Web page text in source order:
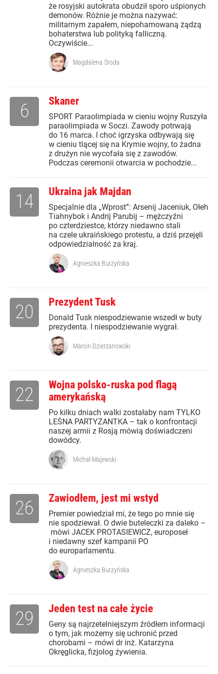
że rosyjski autokrata obudził sporo uśpionych
demonów. Różnie je można nazywać:
militarnym zapałem, niepohamowaną żądzą
bohaterstwa lub polityką falliczną.
Oczywiście...
Magdalena Środa
Skaner
SPORT Paraolimpiada w cieniu wojny Ruszyła
paraolimpiada w Soczi. Zawody potrwają
do 16 marca. I choć igrzyska odbywają się
w cieniu tlącej się na Krymie wojny, to żadna
z drużyn nie wycofała się z zawodów.
Podczas ceremonii otwarcia w pochodzie...
6
Ukraina jak Majdan
Specjalnie dla „Wprost”: Arsenij Jaceniuk, Ołeh
Tiahnybok i Andrij Parubij – mężczyźni
po czterdziestce, którzy niedawno stali
na czele ukraińskiego protestu, a dziś przejęli
odpowiedzialność za kraj.
14
Agnieszka Burzyńska
Prezydent Tusk
Donald Tusk niespodziewanie wszedł w buty
prezydenta. I niespodziewanie wygrał.
20
Marcin Dzierżanowski
Wojna polsko-ruska pod flagą
amerykańską
Po kilku dniach walki zostałaby nam TYLKO
LEŚNA PARTYZANTKA – tak o konfrontacji
naszej armii z Rosją mówią doświadczeni
dowódcy.
22
Michał Majewski
Zawiodłem, jest mi wstyd
Premier powiedział mi, że tego po mnie się
nie spodziewał. O dwie buteleczki za daleko –
mówi JACEK PROTASIEWICZ, europoseł
i niedawny szef kampanii PO
do europarlamentu.
26
Agnieszka Burzyńska
Jeden test na całe życie
Geny są najrzetelniejszym źródłem informacji
o tym, jak możemy się uchronić przed
chorobami – mówi dr inż. Katarzyna
Okręglicka, fizjolog żywienia.
29